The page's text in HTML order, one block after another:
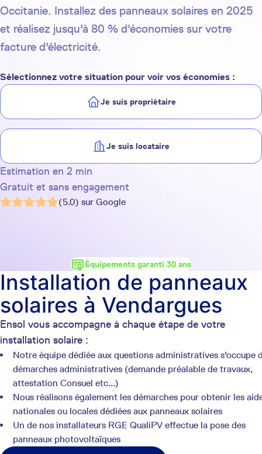
Occitanie. Installez des panneaux solaires en 2025
et réalisez jusqu'à 80 % d'économies sur votre
facture d'électricité.
Sélectionnez votre situation pour voir vos économies :
Je suis propriétaire
Je suis locataire
Estimation en 2 min
Gratuit et sans engagement
(5.0) sur Google
Équipements garanti 30 ans
Ensol vous accompagne à chaque étape de votre
installation solaire :
Notre équipe dédiée aux questions administratives s'occupe
démarches administratives (demande préalable de travaux,
attestation Consuel etc...)
Nous réalisons également les démarches pour obtenir les
nationales ou locales dédiées aux panneaux solaires
Un de nos installateurs RGE QualiPV effectue la pose des
panneaux photovoltaïques
Installation de panneaux
solaires à Vendargues